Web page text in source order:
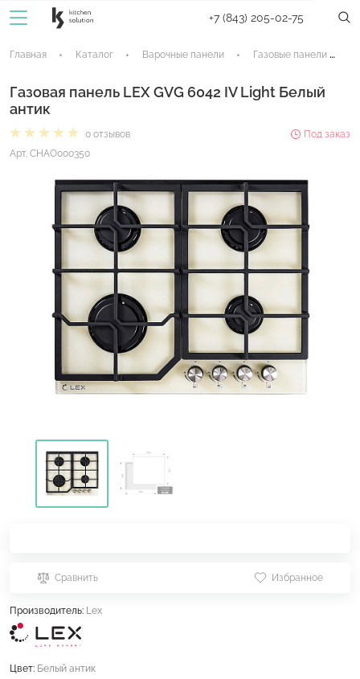
+7 (843) 205-02-75
Главная Каталог Варочные панели Газовые панели
Газовая панель LEX GVG 6042 IV Light Белый
антик
0 отзывов
Под заказ
Арт. CHAO000350
Сравнить Избранное
Производитель: Lex
Цвет: Белый антик